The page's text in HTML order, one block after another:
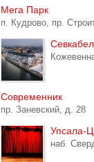
Мега Парк
п. Кудрово, пр.
Современник
пр. Заневский, д. 28
Упсала-
наб.